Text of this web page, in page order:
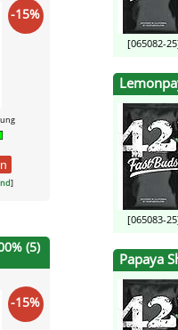
-15%
]
(5)
-15%
[065082-
[065083-
Papaya